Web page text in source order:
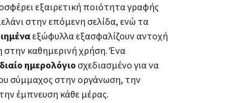
εξαιρετική ποιότητα γραφής
στην επόμενη σελίδα, ενώ τα
εξώφυλλα εξασφαλίζουν αντοχή
στην καθημερινή χρήση. Ένα
ημερολόγιοσχεδιασμένο για να
σύμμαχος στην οργάνωση, την
έμπνευση κάθε μέρας.